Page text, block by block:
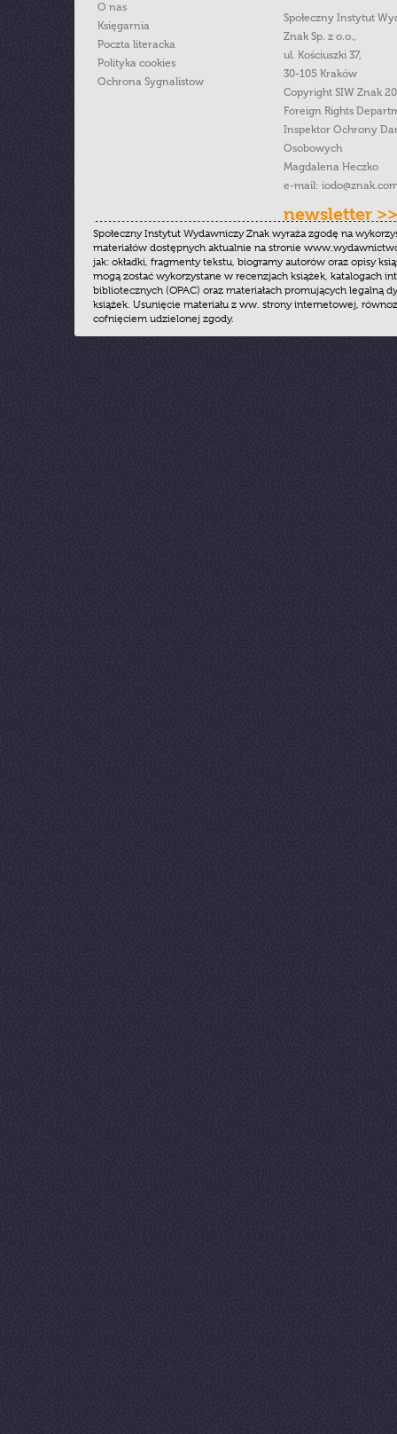
O nas
Księgarnia
Poczta literacka
Polityka cookies
Ochrona Sygnalistow
Społeczny Instytut
Znak Sp. z o.o.,
ul. Kościuszki 37,
30-105 Kraków
Copyright SIW Znak
Foreign Rights
Inspektor Ochrony
Osobowych
Magdalena Heczko
e-mail:
newsletter >>
Społeczny Instytut Wydawniczy Znak wyraża zgodę na
materiałów dostępnych aktualnie na stronie
jak: okładki, fragmenty tekstu, biogramy autorów oraz opisy
mogą zostać wykorzystane w recenzjach książek, katalogach
bibliotecznych (OPAC) oraz materiałach promujących legalną
książek. Usunięcie materiału z ww. strony internetowej,
cofnięciem udzielonej zgody.